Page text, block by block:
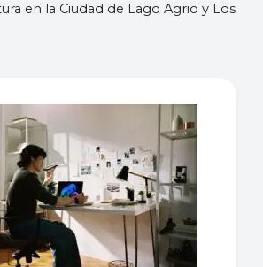
en la Ciudad de Lago Agrio y Los